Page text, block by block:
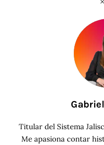
Titular del Sistema
Me apasiona contar